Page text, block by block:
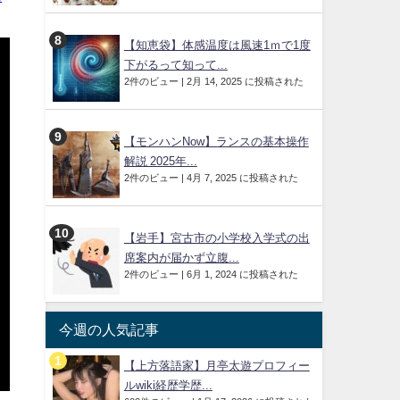
【知恵袋】体感温度は風速1ｍで1度
下がるって知って...
2件のビュー | 2月 14, 2025 に投稿された
【モンハンNow】ランスの基本操作
解説 2025年...
2件のビュー | 4月 7, 2025 に投稿された
【岩手】宮古市の小学校入学式の出
席案内が届かず立腹...
2件のビュー | 6月 1, 2024 に投稿された
今週の人気記事
【上方落語家】月亭太遊プロフィー
ルwiki経歴学歴...